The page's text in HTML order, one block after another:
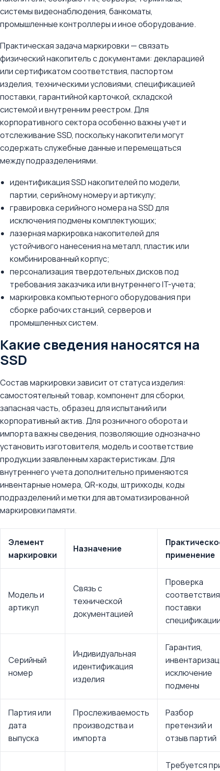
системы видеонаблюдения, банкоматы,
промышленные контроллеры и иное оборудование.
Практическая задача маркировки — связать
физический накопитель с документами: декларацией
или сертификатом соответствия, паспортом
изделия, техническими условиями, спецификацией
поставки, гарантийной карточкой, складской
системой и внутренним реестром. Для
корпоративного сектора особенно важны учет и
отслеживание SSD, поскольку накопители могут
содержать служебные данные и перемещаться
между подразделениями.
идентификация SSD накопителей по модели,
партии, серийному номеру и артикулу;
гравировка серийного номера на SSD для
исключения подмены комплектующих;
лазерная маркировка накопителей для
устойчивого нанесения на металл, пластик или
комбинированный корпус;
персонализация твердотельных дисков под
требования заказчика или внутреннего IT-учета;
маркировка компьютерного оборудования при
сборке рабочих станций, серверов и
промышленных систем.
Какие сведения наносятся на
SSD
Состав маркировки зависит от статуса изделия:
самостоятельный товар, компонент для сборки,
запасная часть, образец для испытаний или
корпоративный актив. Для розничного оборота и
импорта важны сведения, позволяющие однозначно
установить изготовителя, модель и соответствие
продукции заявленным характеристикам. Для
внутреннего учета дополнительно применяются
инвентарные номера, QR-коды, штрихкоды, коды
подразделений и метки для автоматизированной
маркировки памяти.
Элемент
маркировки
Назначение
применение
Модель и
артикул
Связь с
технической
документацией
Проверка
соответствия
поставки
Серийный
номер
Индивидуальная
идентификация
изделия
Гарантия,
исключение
подмены
Партия или
дата
выпуска
Прослеживаемость
производства и
импорта
Разбор
претензий и
отзыв партий
Требуется